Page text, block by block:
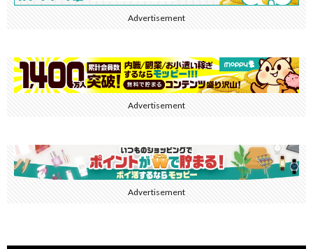
Advertisement
Advertisement
Advertisement